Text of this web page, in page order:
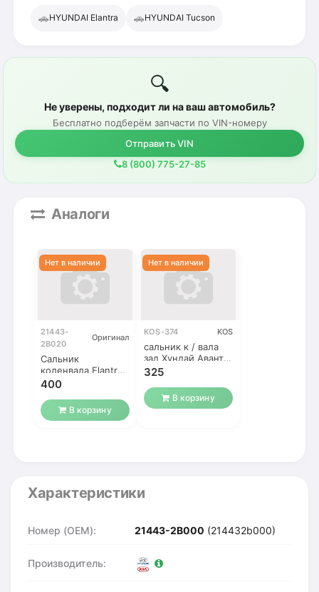
🚗HYUNDAI Elantra 🚗HYUNDAI Tucson
🔍
Не уверены, подходит ли на ваш автомобиль?
Бесплатно подберём запчасти по VIN-номеру
Отправить VIN
8 (800) 775-27-85
Аналоги
21443-
2B020
Оригинал
Сальник
коленвала Elantra /
Ceed / Cerato /
1.4-1.6
400
В корзину
KOS-374 KOS
сальник к / вала
зад Хундай Аванта
NEW 1.6
325
В корзину
Характеристики
Номер (OEM): 21443-2B000 (214432b000)
Производитель: